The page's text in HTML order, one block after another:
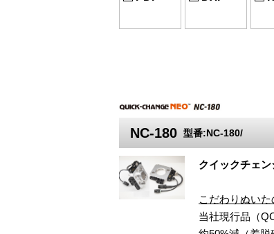
NC-180型番:NC-180/
クイックチェ
こだわりぬい
当社現行品（